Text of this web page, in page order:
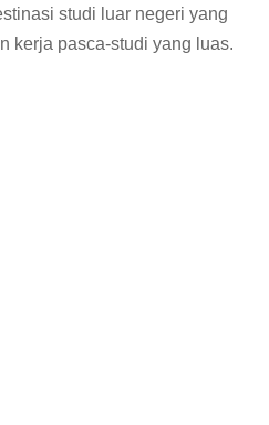
studi luar negeri yang
kerja pasca-studi yang luas.